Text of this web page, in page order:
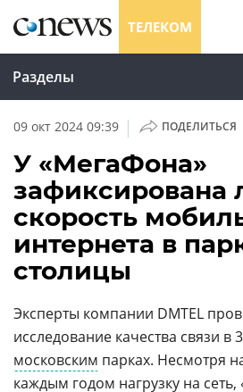
ТЕЛЕКОМ
Разделы
09 окт 2024 09:39 | ПОДЕЛИТЬСЯ
У «МегаФона»
зафиксирована
скорость
интернета в
столицы
Эксперты компании DMTEL
исследование качества связи в
московским парках. Несмотря
каждым годом нагрузку на